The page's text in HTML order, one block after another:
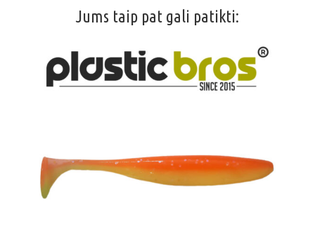
Jums taip pat gali patikti: